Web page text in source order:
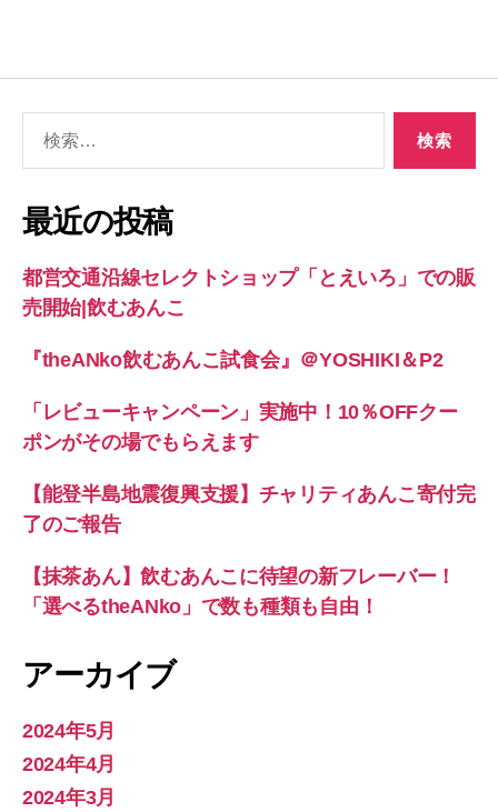
象:
最近の投稿
都営交通沿線セレクトショップ「とえいろ」での販
売開始|飲むあんこ
『theANko飲むあんこ試食会』＠YOSHIKI＆P2
「レビューキャンペーン」実施中！10％OFFクー
ポンがその場でもらえます
【能登半島地震復興支援】チャリティあんこ寄付完
了のご報告
【抹茶あん】飲むあんこに待望の新フレーバー！
「選べるtheANko」で数も種類も自由！
アーカイブ
2024年5月
2024年4月
2024年3月